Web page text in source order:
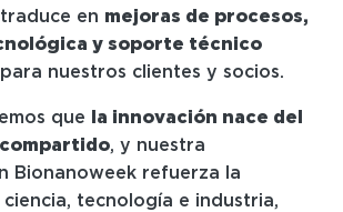
en mejoras de procesos,
y soporte técnico
para nuestros clientes y socios.
que
la innovación nace del
, y nuestra
Bionanoweek refuerza la
tecnología e industria,